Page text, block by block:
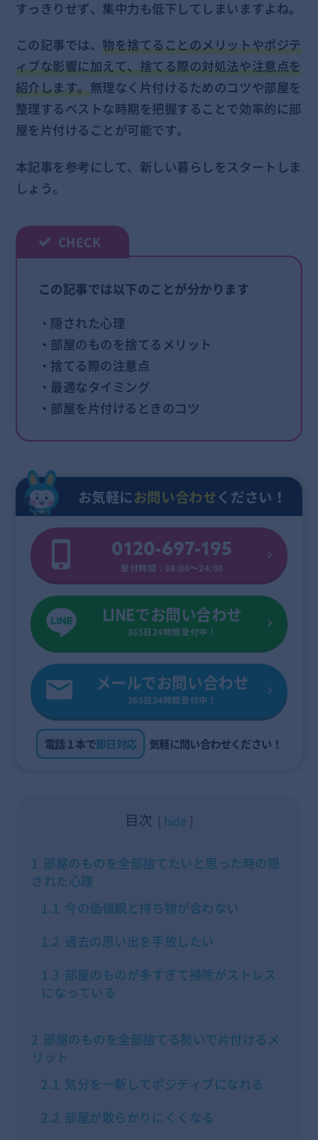
すっきりせず、集中力も低下してしまいますよね。
この記事では、物を捨てることのメリットやポジテ
ィブな影響に加えて、捨てる際の対処法や注意点を
紹介します。無理なく片付けるためのコツや部屋を
整理するベストな時期を把握することで効率的に部
屋を片付けることが可能です。
本記事を参考にして、新しい暮らしをスタートしま
しょう。
この記事では以下のことが分かります
・隠された心理
・部屋のものを捨てるメリット
・捨てる際の注意点
・最適なタイミング
・部屋を片付けるときのコツ
お気軽にお問い合わせください！
0120-697-195
受付時間：08:00〜24:00
LINEでお問い合わせ
365日24時間受付中！
メールでお問い合わせ
365日24時間受付中！
電話１本で即日対応 気軽に問い合わせください！
目次 hide
1 部屋のものを全部捨てたいと思った時の隠
された心理
1.1 今の価値観と持ち物が合わない
1.2 過去の思い出を手放したい
1.3 部屋のものが多すぎて掃除がストレス
になっている
2 部屋のものを全部捨てる勢いで片付けるメ
リット
2.1 気分を一新してポジティブになれる
2.2 部屋が散らかりにくくなる